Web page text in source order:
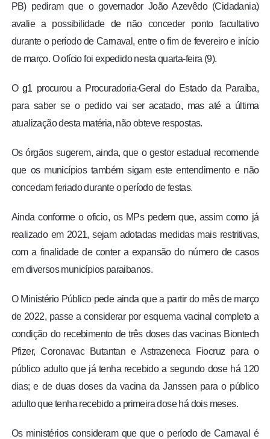
TV LPB
COLUNISTAS
PB) pediram que o governador João Azevêdo (Cidadania)
avalie a possibilidade de não conceder ponto facultativo
durante o período de Carnaval, entre o fim de fevereiro e início
de março. O ofício foi expedido nesta quarta-feira (9).
O g1 procurou a Procuradoria-Geral do Estado da Paraíba,
para saber se o pedido vai ser acatado, mas até a última
atualização desta matéria, não obteve respostas.
Os órgãos sugerem, ainda, que o gestor estadual recomende
que os municípios também sigam este entendimento e não
concedam feriado durante o período de festas.
Ainda conforme o oficio, os MPs pedem que, assim como já
realizado em 2021, sejam adotadas medidas mais restritivas,
com a finalidade de conter a expansão do número de casos
em diversos municípios paraibanos.
O Ministério Público pede ainda que a partir do mês de março
de 2022, passe a considerar por esquema vacinal completo a
condição do recebimento de três doses das vacinas Biontech
Pfizer, Coronavac Butantan e Astrazeneca Fiocruz para o
público adulto que já tenha recebido a segundo dose há 120
dias; e de duas doses da vacina da Janssen para o público
adulto que tenha recebido a primeira dose há dois meses.
Os ministérios consideram que que o período de Carnaval é